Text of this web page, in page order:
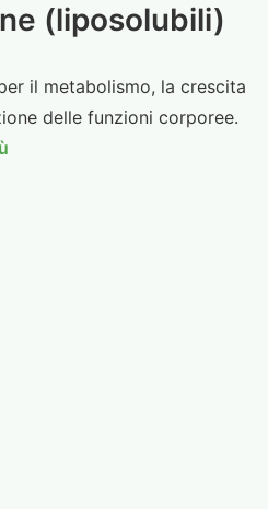
(liposolubili)
il metabolismo, la crescita
delle funzioni corporee.